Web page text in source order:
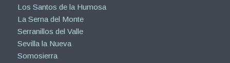
Los Santos de la Humosa
La Serna del Monte
Serranillos del Valle
Sevilla la Nueva
Somosierra